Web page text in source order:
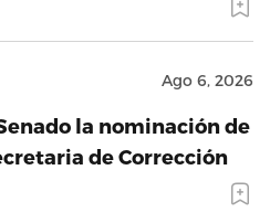
Ago 6, 2026
la nominación de
de Corrección